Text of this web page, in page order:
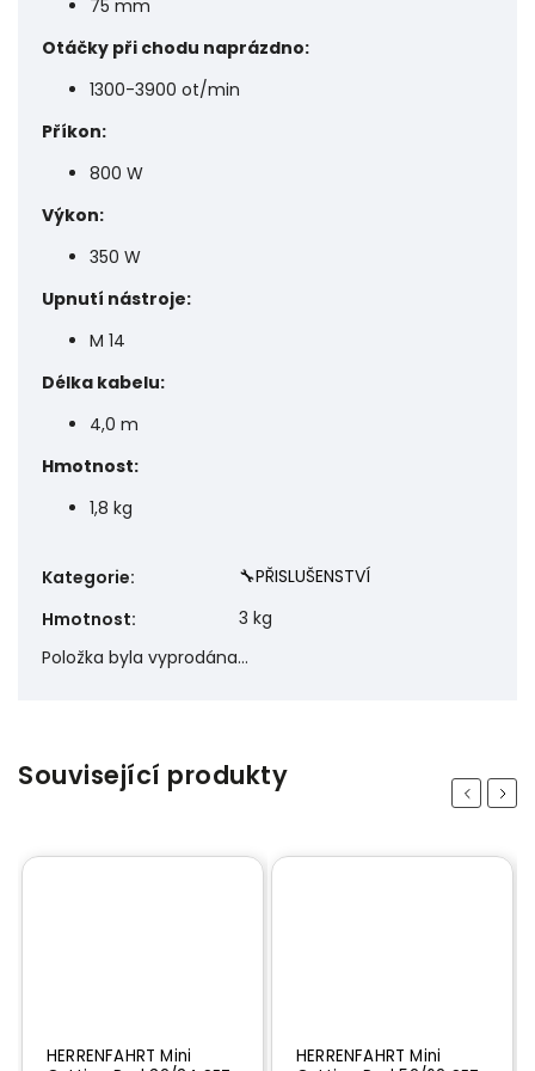
75 mm
Otáčky při chodu naprázdno:
1300-3900 ot/min
Příkon:
800 W
Výkon:
350 W
Upnutí nástroje:
M 14
Délka kabelu:
4,0 m
Hmotnost:
1,8 kg
Kategorie:
🔧PŘISLUŠENSTVÍ
Hmotnost:
3 kg
Položka byla vyprodána…
Související produkty Previous
HERRENFAHRT Mini
HERRENFAHRT Mini
Next